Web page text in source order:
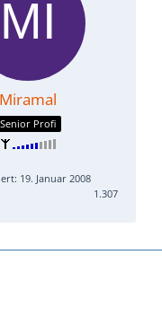
Miramal
Senior Profi
19. Januar 2008
1.307